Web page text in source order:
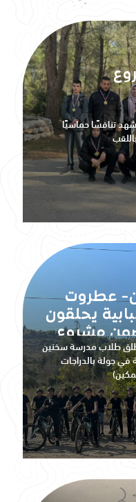
تنافسًا حماسيًا
عطروت
يحلقون
ضمن مشروع
طلاب مدرسة سخنين
جولة بالدراجات